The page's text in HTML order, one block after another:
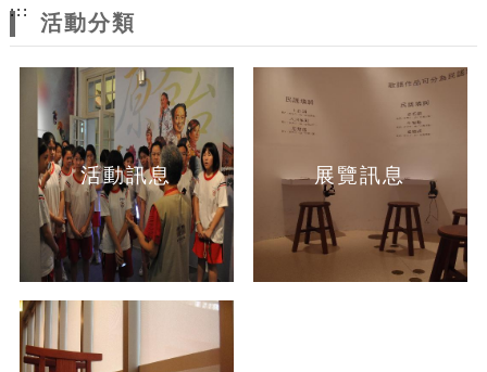
:::
活動分類
活動訊息 展覽訊息